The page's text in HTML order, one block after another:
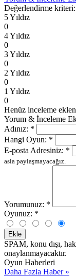
Değerlendirme
5 Yıldız
0
4 Yıldız
0
3 Yıldız
0
2 Yıldız
0
1 Yıldız
0
Henüz inceleme
Yorum & İnceleme
Adınız: *
Hangi Oyun: *
E-posta Adresiniz: *
asla paylaşmayacağız.
Yorumunuz: *
Oyunuz: *
Ekle
SPAM, konu dışı,
onaylanmayacaktır.
Oyun Haberleri
Daha Fazla Haber »